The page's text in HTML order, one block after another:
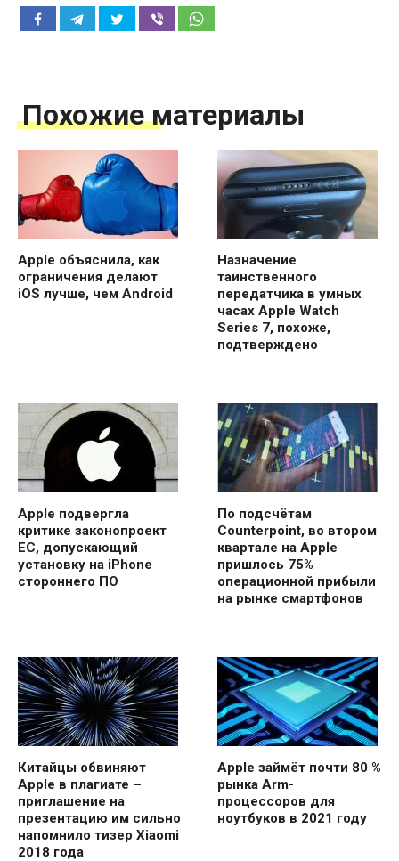
Похожие материалы
Apple объяснила, как
ограничения делают
iOS лучше, чем Android
Назначение
таинственного
передатчика в умных
часах Apple Watch
Series 7, похоже,
подтверждено
Apple подвергла
критике законопроект
ЕС, допускающий
установку на iPhone
стороннего ПО
По подсчётам
Counterpoint, во втором
квартале на Apple
пришлось 75%
операционной прибыли
на рынке смартфонов
Китайцы обвиняют
Apple в плагиате –
приглашение на
презентацию им сильно
напомнило тизер Xiaomi
2018 года
Apple займёт почти 80 %
рынка Arm-
процессоров для
ноутбуков в 2021 году